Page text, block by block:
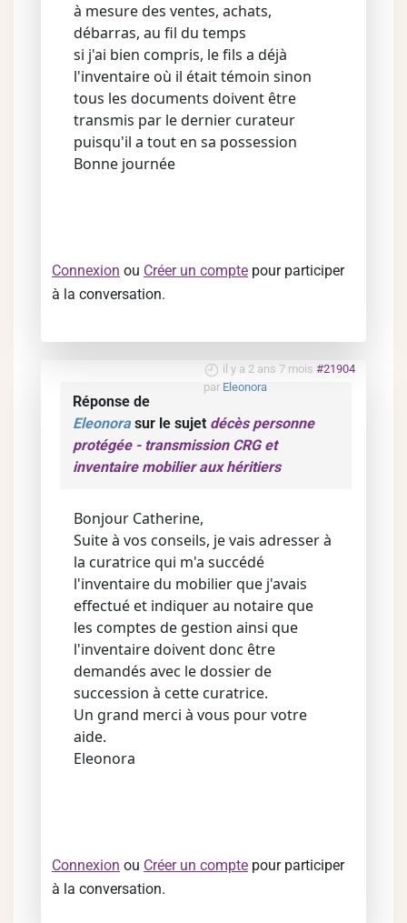
à mesure des ventes, achats,
débarras, au fil du temps
si j'ai bien compris, le fils a déjà
l'inventaire où il était témoin sinon
tous les documents doivent être
transmis par le dernier curateur
puisqu'il a tout en sa possession
Bonne journée
Connexion ou Créer un compte pour participer
à la conversation.
il y a 2 ans 7 mois #21904
par Eleonora
Réponse de
Eleonorasur le sujet décès personne
protégée - transmission CRG et
inventaire mobilier aux héritiers
Bonjour Catherine,
Suite à vos conseils, je vais adresser à
la curatrice qui m'a succédé
l'inventaire du mobilier que j'avais
effectué et indiquer au notaire que
les comptes de gestion ainsi que
l'inventaire doivent donc être
demandés avec le dossier de
succession à cette curatrice.
Un grand merci à vous pour votre
aide.
Eleonora
Connexion ou Créer un compte pour participer
à la conversation.